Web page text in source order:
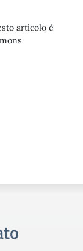
articolo è